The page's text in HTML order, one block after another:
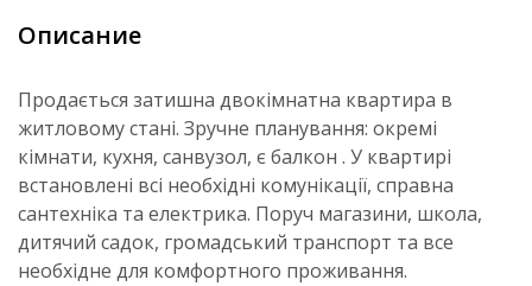
Описание
Продається затишна двокімнатна квартира в
житловому стані. Зручне планування: окремі
кімнати, кухня, санвузол, є балкон . У квартирі
встановлені всі необхідні комунікації, справна
сантехніка та електрика. Поруч магазини, школа,
дитячий садок, громадський транспорт та все
необхідне для комфортного проживання.